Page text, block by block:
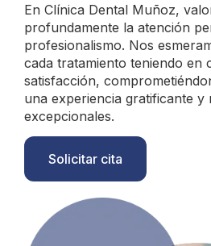
En Clínica Dental Muñoz,
profundamente la atención
profesionalismo. Nos
cada tratamiento teniendo
satisfacción,
una experiencia gratificante y
excepcionales.
Solicitar cita